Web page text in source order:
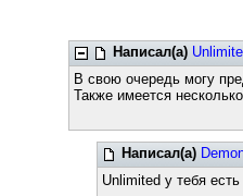
Написал(а)
В свою очередь могу
Также имеется
Написал(а)
Unlimited у тебя